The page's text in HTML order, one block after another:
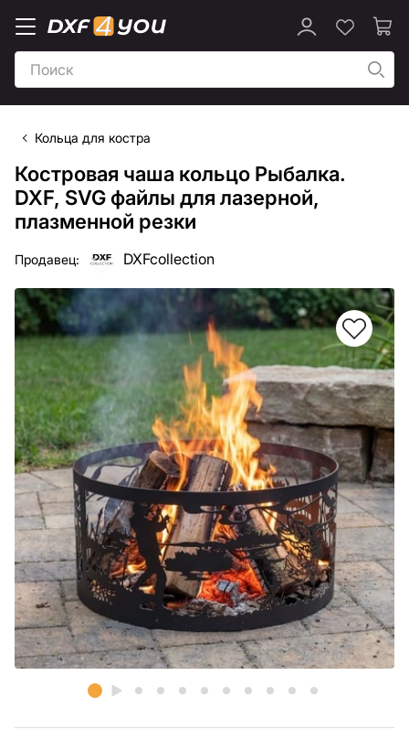
Кольца для костра
Костровая чаша кольцо Рыбалка.
DXF, SVG файлы для лазерной,
плазменной резки
Продавец: DXFcollection